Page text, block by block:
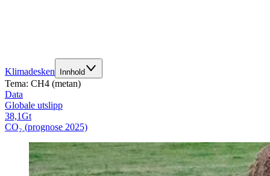
Klimadesken Innhold
Tema: CH4 (metan)
Data
Globale utslipp
38,1Gt
CO₂ (prognose 2025)